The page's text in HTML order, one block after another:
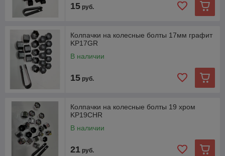
15 руб.
Колпачки на колесные болты 17мм графит
KP17GR
В наличии
15 руб.
Колпачки на колесные болты 19 хром
KP19CHR
В наличии
21 руб.